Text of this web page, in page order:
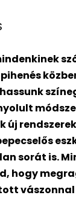
új
sorát is.
hogy